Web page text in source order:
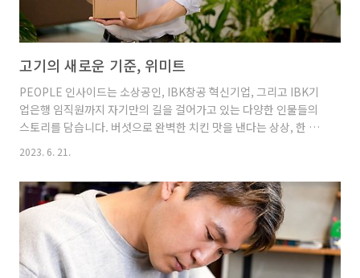
고기의 새로운 기준, 위미트
PEOPLE 인사이드는 소상공인, IBK창공 혁신기업, 그리고 IBK기
업은행 임직원까지 자기만의 길을 걸어가고 있는 다양한 인물들의
스토리를 담습니다. 버섯으로 완벽한 치킨 맛을 낸다는 상상, 한 번
쯤 해보셨을까요? 위미트(WEMEET)는 IBK창공 마포 10기에 선
스타트업입니다. 고기의 새로운 기준을 만드는 위미트의 이야기를
함께 만나볼까요? 위미트의 대표 안현석입니다. 위미트는 전통적인
육류 없이도 고기 경험과 충분히 음식문화를 즐길 수 있음을 증명해
나가는 푸드테크 스타트업이에요. 현재는 버섯으로 정육처럼 쓸 수
있는 식물성 원육을 개발하고 있어요. 위미트(WEMEET)는 우리
(WE)가 만나는(MEET) 고기의 새로운 기준을 의미해요...
2023. 6. 21.